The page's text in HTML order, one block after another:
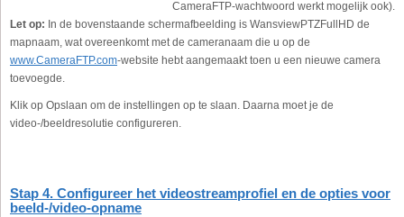
CameraFTP-wachtwoord werkt mogelijk ook).
Let op: In de bovenstaande schermafbeelding is WansviewPTZFullHD de
mapnaam, wat overeenkomt met de cameranaam die u op de
www.CameraFTP.com-website hebt aangemaakt toen u een nieuwe camera
toevoegde.
Klik op Opslaan om de instellingen op te slaan. Daarna moet je de
video-/beeldresolutie configureren.
Stap 4. Configureer het videostreamprofiel en de opties voor
beeld-/video-opname